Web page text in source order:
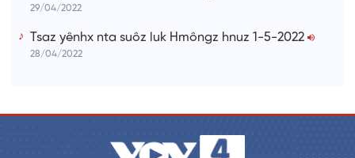
29/04/2022
Tsaz yênhx nta suôz luk Hmôngz hnuz 1-5-2022
28/04/2022